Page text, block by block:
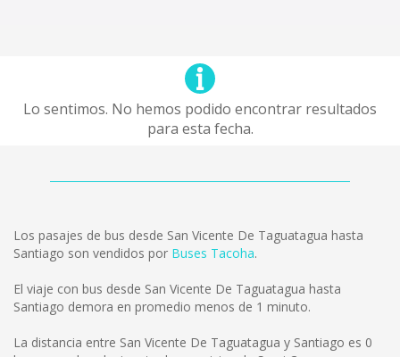
Lo sentimos. No hemos podido encontrar resultados
para esta fecha.
Los pasajes de bus desde San Vicente De Taguatagua hasta
Santiago son vendidos por Buses Tacoha.
El viaje con bus desde San Vicente De Taguatagua hasta
Santiago demora en promedio menos de 1 minuto.
La distancia entre San Vicente De Taguatagua y Santiago es 0